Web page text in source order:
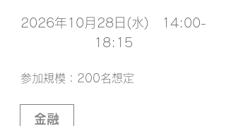
2026年10月28日(水) 14:00-
18:15
参加規模：200名想定
金融